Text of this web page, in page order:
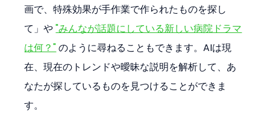
画で、特殊効果が手作業で作られたものを探し
て」や "みんなが話題にしている新しい病院ドラマ
は何？" のように尋ねることもできます。AIは現
在、現在のトレンドや曖昧な説明を解析して、あ
なたが探しているものを見つけることができま
す。